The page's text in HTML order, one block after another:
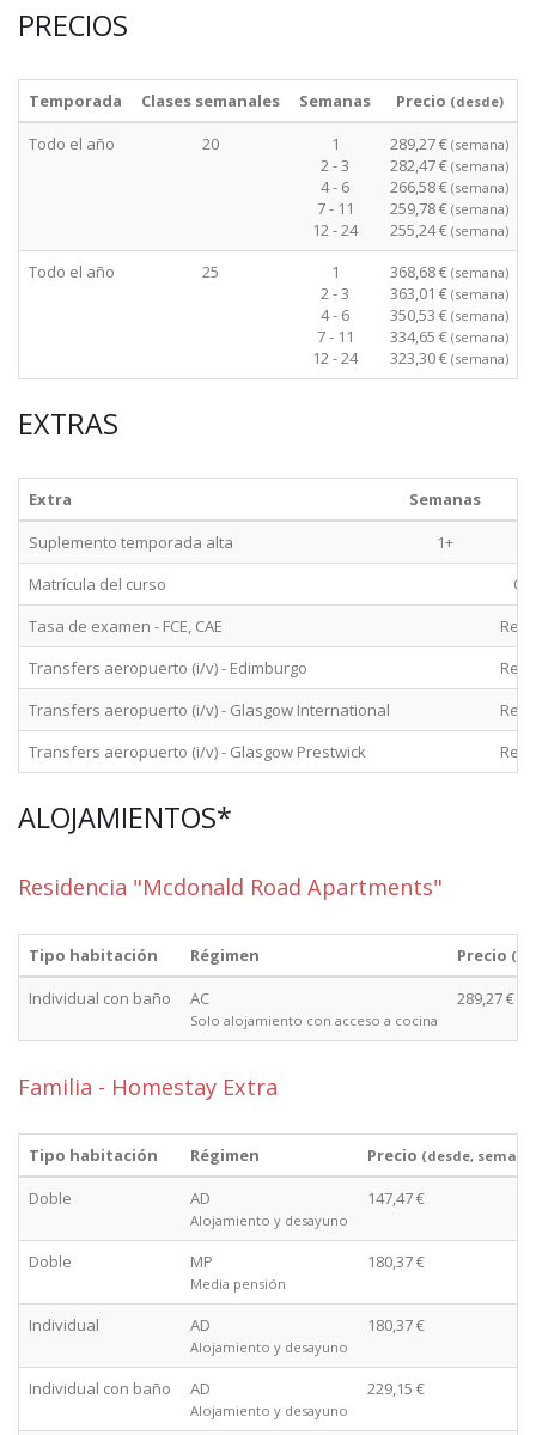
PRECIOS
Temporada Clases semanales Semanas Precio (desde)
Todo el año 20
1
2 - 3
4 - 6
7 - 11
12 - 24
289,27 € (semana)
282,47 € (semana)
266,58 € (semana)
259,78 € (semana)
255,24 € (semana)
Todo el año 25
1
2 - 3
4 - 6
7 - 11
12 - 24
368,68 € (semana)
363,01 € (semana)
350,53 € (semana)
334,65 € (semana)
323,30 € (semana)
EXTRAS
Extra Semanas
Suplemento temporada alta
1+
Matrícula del curso
Tasa de examen - FCE, CAE
Transfers aeropuerto (i/v) - Edimburgo
Transfers aeropuerto (i/v) - Glasgow International
Transfers aeropuerto (i/v) - Glasgow Prestwick
ALOJAMIENTOS*
Residencia "Mcdonald Road Apartments"
Tipo habitación Régimen Precio
Individual con baño AC
Solo alojamiento con acceso a cocina
289,27 €
Familia - Homestay Extra
Tipo habitación Régimen Precio (desde,
Doble AD
Alojamiento y desayuno
147,47 €
Doble MP
Media pensión
180,37 €
Individual AD
Alojamiento y desayuno
180,37 €
Individual con baño AD
Alojamiento y desayuno
229,15 €